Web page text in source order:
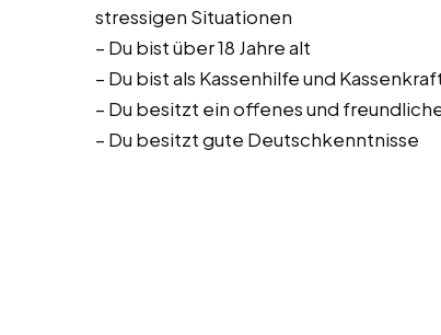
stressigen Situationen
– Du bist über 18 Jahre alt
– Du bist als Kassenhilfe und
– Du besitzt ein offenes und
– Du besitzt gute Deutschkenntnisse